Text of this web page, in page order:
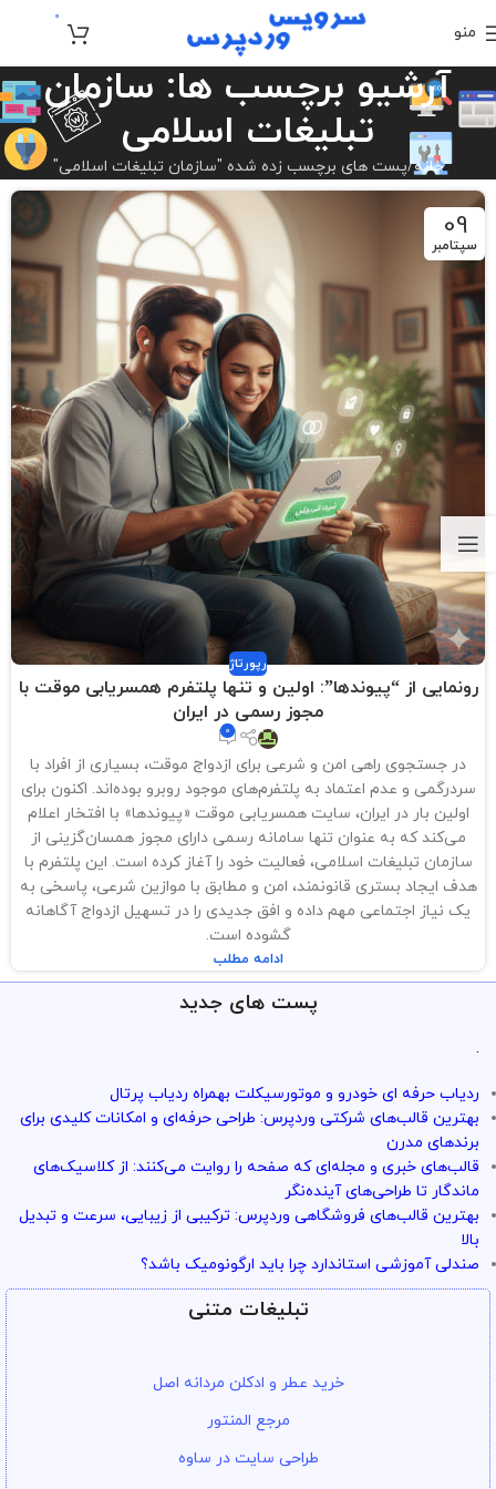
منو
0
آرشیو برچسب ها: سازمان
تبلیغات اسلامی
خانه پست های برچسب زده شده "سازمان تبلیغات اسلامی"
09
سپتامبر
رپورتاژ
رونمایی از “پیوندها”: اولین و تنها پلتفرم همسریابی موقت با
مجوز رسمی در ایران
0
در جستجوی راهی امن و شرعی برای ازدواج موقت، بسیاری از افراد با
سردرگمی و عدم اعتماد به پلتفرم‌های موجود روبرو بوده‌اند. اکنون برای
اولین بار در ایران، سایت همسریابی موقت «پیوندها» با افتخار اعلام
می‌کند که به عنوان تنها سامانه رسمی دارای مجوز همسان‌گزینی از
سازمان تبلیغات اسلامی، فعالیت خود را آغاز کرده است. این پلتفرم با
هدف ایجاد بستری قانونمند، امن و مطابق با موازین شرعی، پاسخی به
یک نیاز اجتماعی مهم داده و افق جدیدی را در تسهیل ازدواج آگاهانه
گشوده است.
ادامه مطلب
پست های جدید
.
ردیاب حرفه ای خودرو و موتورسیکلت بهمراه ردیاب پرتال
بهترین قالب‌های شرکتی وردپرس: طراحی حرفه‌ای و امکانات کلیدی برای
برندهای مدرن
قالب‌های خبری و مجله‌ای که صفحه را روایت می‌کنند: از کلاسیک‌های
ماندگار تا طراحی‌های آینده‌نگر
بهترین قالب‌های فروشگاهی وردپرس: ترکیبی از زیبایی، سرعت و تبدیل
بالا
صندلی آموزشی استاندارد چرا باید ارگونومیک باشد؟
تبلیغات متنی
خرید عطر و ادکلن مردانه اصل
مرجع المنتور
طراحی سایت در ساوه